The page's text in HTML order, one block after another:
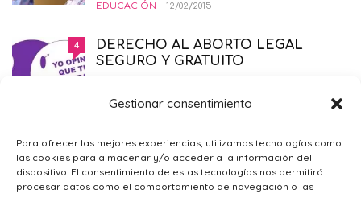
Gestionar consentimiento
Para ofrecer las mejores experiencias, utilizamos tecnologías como
las cookies para almacenar y/o acceder a la información del
dispositivo. El consentimiento de estas tecnologías nos permitirá
procesar datos como el comportamiento de navegación o las
EDUCACIÓN
12/02/2015
4
DERECHO AL ABORTO LEGAL
SEGURO Y GRATUITO
4 ¿POR QUÉ ME SIENTO TRISTE?
PSICOLOGÍA GENERAL,SÓLO PARA
MAMÁS
09/02/2016